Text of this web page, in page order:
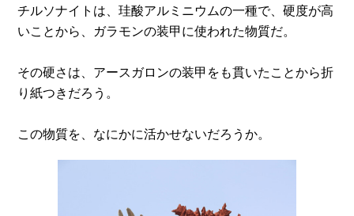
チルソナイトは、珪酸アルミニウムの一種で、硬度が高
いことから、ガラモンの装甲に使われた物質だ。
その硬さは、アースガロンの装甲をも貫いたことから折
り紙つきだろう。
この物質を、なにかに活かせないだろうか。